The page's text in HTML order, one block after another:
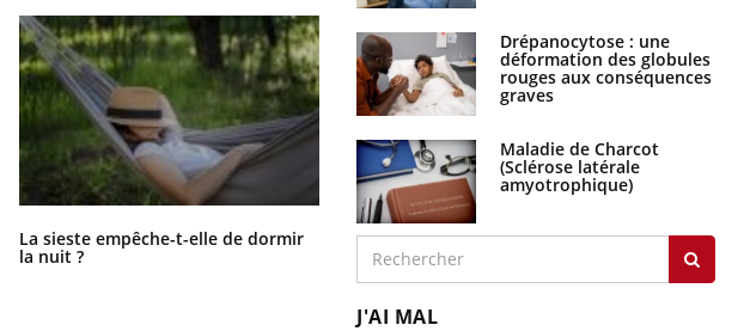
La sieste empêche-t-elle de dormir
la nuit ?
VIH : la fin du comprimé tous les
jours se profile-t-elle enfin ?
Drépanocytose : une
déformation des globules
rouges aux conséquences
graves
Maladie de Charcot
(Sclérose latérale
amyotrophique)
J'AI MAL